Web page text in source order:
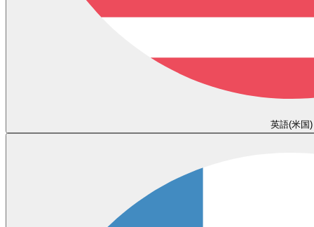
英語(米国)